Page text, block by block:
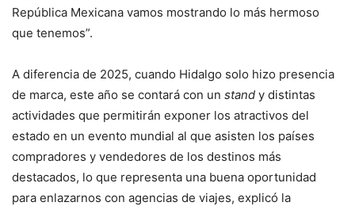
República Mexicana vamos mostrando lo más hermoso
que tenemos”.
A diferencia de 2025, cuando Hidalgo solo hizo presencia
de marca, este año se contará con un stand y distintas
actividades que permitirán exponer los atractivos del
estado en un evento mundial al que asisten los países
compradores y vendedores de los destinos más
destacados, lo que representa una buena oportunidad
para enlazarnos con agencias de viajes, explicó la